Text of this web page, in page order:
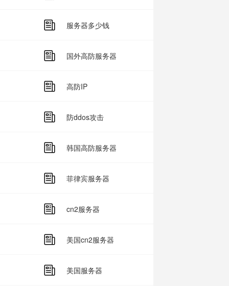
服务器多少钱
国外高防服务器
高防IP
防ddos攻击
韩国高防服务器
菲律宾服务器
cn2服务器
美国cn2服务器
美国服务器